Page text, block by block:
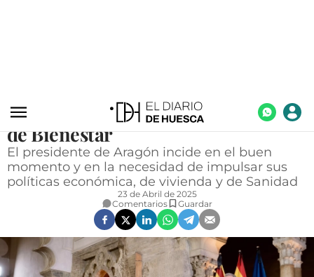
TURISMO
AGROALIMENTACIÓN
DEPORTES
SOCIEDAD
OPINIÓN
suficiente para garantizar el Estado
de Bienestar
El presidente de Aragón incide en el buen
momento y en la necesidad de impulsar sus
políticas económica, de vivienda y de Sanidad
23 de Abril de 2025
Comentarios
Guardar